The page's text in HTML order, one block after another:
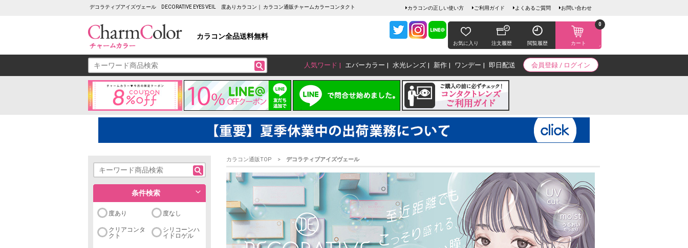
デコラティブアイズヴェール DECORATIVE EYES VEIL 度ありカラコン｜ カラコン通販チャームカラーコンタクト カラコンの正しい使い方 ご利用ガイド よくあるご質問 お問い合わせ
カラコン全品送料無料
お気に入り 注文履歴 閲覧履歴 カート
0
会員登録 / ログイン
人気ワード エバーカラー 水光レンズ 新作 ワンデー 即日配送
条件検索
度あり 度なし
クリアコンタ
クト
シリコーンハ
イドロゲル
カラコン通販TOP デコラティブアイズヴェール